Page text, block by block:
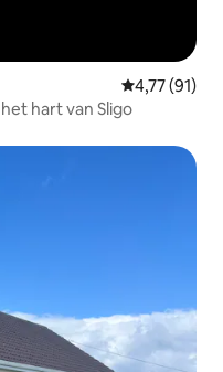
Gemiddelde
4,77 (91)
hart van Sligo